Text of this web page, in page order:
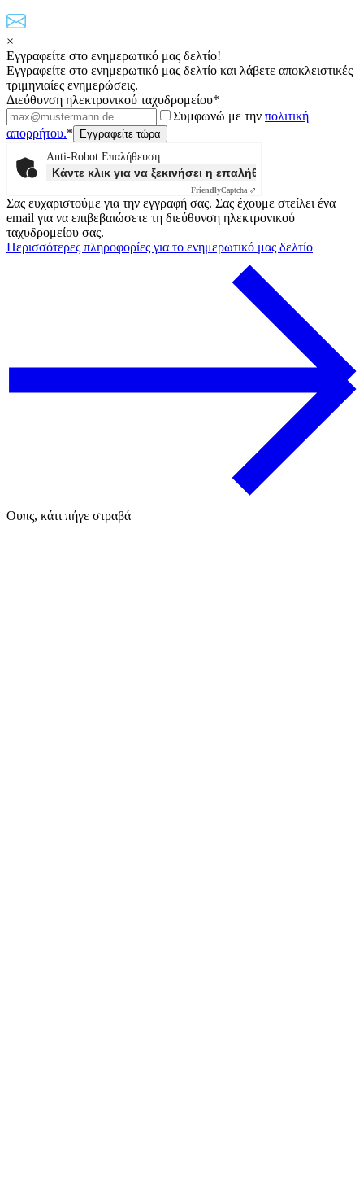
×
Εγγραφείτε στο ενημερωτικό μας δελτίο!
Εγγραφείτε στο ενημερωτικό μας δελτίο και λάβετε αποκλειστικές
τριμηνιαίες ενημερώσεις.
Διεύθυνση ηλεκτρονικού ταχυδρομείου*
Συμφωνώ με την πολιτική
απορρήτου.*
Anti-Robot Επαλήθευση
Κάντε κλικ για να ξεκινήσει η επαλήθευσης
FriendlyCaptcha ⇗
Σας ευχαριστούμε για την εγγραφή σας. Σας έχουμε στείλει ένα
email για να επιβεβαιώσετε τη διεύθυνση ηλεκτρονικού
ταχυδρομείου σας.
Περισσότερες πληροφορίες για το ενημερωτικό μας δελτίο
Ουπς, κάτι πήγε στραβά